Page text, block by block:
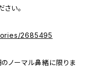
い。
2685495
ノーマル鼻緒に限りま